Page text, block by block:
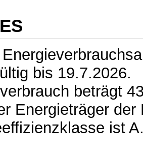
bis 19.7.2026.
beträgt
Energieträger
ist